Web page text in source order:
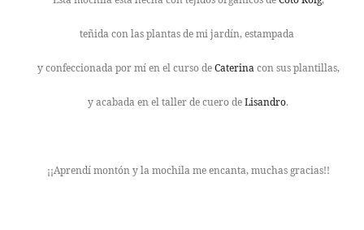
teñida con las plantas de mi jardín, estampada
y confeccionada por mí en el curso deCaterinacon sus plantillas,
y acabada en el taller de cuero deLisandro.
¡¡Aprendí montón y la mochila me encanta, muchas gracias!!